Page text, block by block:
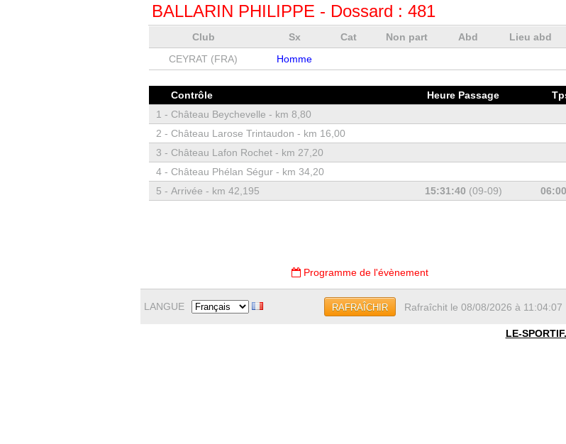
BALLARIN PHILIPPE - Dossard : 481
Club Sx Cat Non part Abd Lieu abd
CEYRAT (FRA)
Homme
Contrôle Heure Passage
1 - Château Beychevelle - km 8,80
2 - Château Larose Trintaudon - km 16,00
3 - Château Lafon Rochet - km 27,20
4 - Château Phélan Ségur - km 34,20
5 - Arrivée - km 42,195 15:31:40 (09-09)
Programme de l'évènement
LANGUE RAFRAÎCHIR Rafraîchit le 08/08/2026 à 11:04:07
LE-